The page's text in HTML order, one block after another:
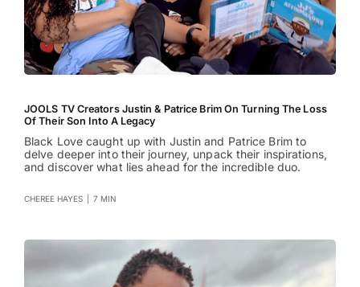
JOOLS TV Creators Justin & Patrice Brim On Turning The Loss
Of Their Son Into A Legacy
Black Love caught up with Justin and Patrice Brim to
delve deeper into their journey, unpack their inspirations,
and discover what lies ahead for the incredible duo.
CHEREE HAYES 7 MIN